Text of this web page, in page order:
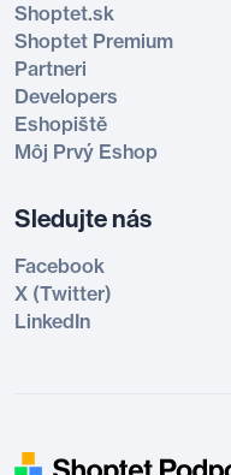
Shoptet.sk
Shoptet Premium
Partneri
Developers
Eshopiště
Môj Prvý Eshop
Sledujte nás
Facebook
X (Twitter)
LinkedIn